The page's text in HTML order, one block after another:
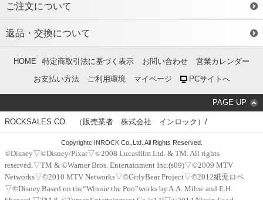
ご注文について
返品・交換について
HOME 特定商取引法に基づく表示 お問い合わせ
営業カレンダー
お支払い方法
ご利用環境 マイページ PCサイトへ
PAGE UP
ROCKSALES CO. （販売業者 株式会社 インロック）/
Copyrightc INROCK Co.,Ltd. All Rights Reserved.
©Disney▽©Disney/Pixar▽©2008 Lucasfilm Ltd. & TM. All rights
reserved.▽TM & ©Warner Bros. Entertainment Inc.(s09)▽©2009 MTV
Networks▽©2010 MTV Networks▽©GirlyBear Project▽©2012紙兎ロペ
▽©Disney.Based on the“Winnie the Poo”works by A.A. Milne and E.H.